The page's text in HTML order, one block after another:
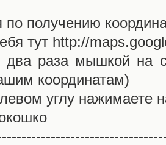
по получению
тут http://
два раза мышкой на
координатам)
углу нажимаете